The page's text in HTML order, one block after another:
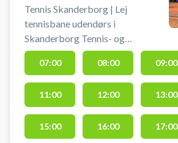
Tennis Skanderborg | Lej
tennisbane udendørs i
Skanderborg Tennis- og
Padelklub - Højvangen. Book en
tennisbane og spil tennis i
Skanderborg på grusbanerne i
tennisklubbens afdeling ved
Højvangen. Mulighed for bad og
omklædning i Tennishallen, der
07:00 08:00 09:00
11:00 12:00 13:00
15:00 16:00 17:00